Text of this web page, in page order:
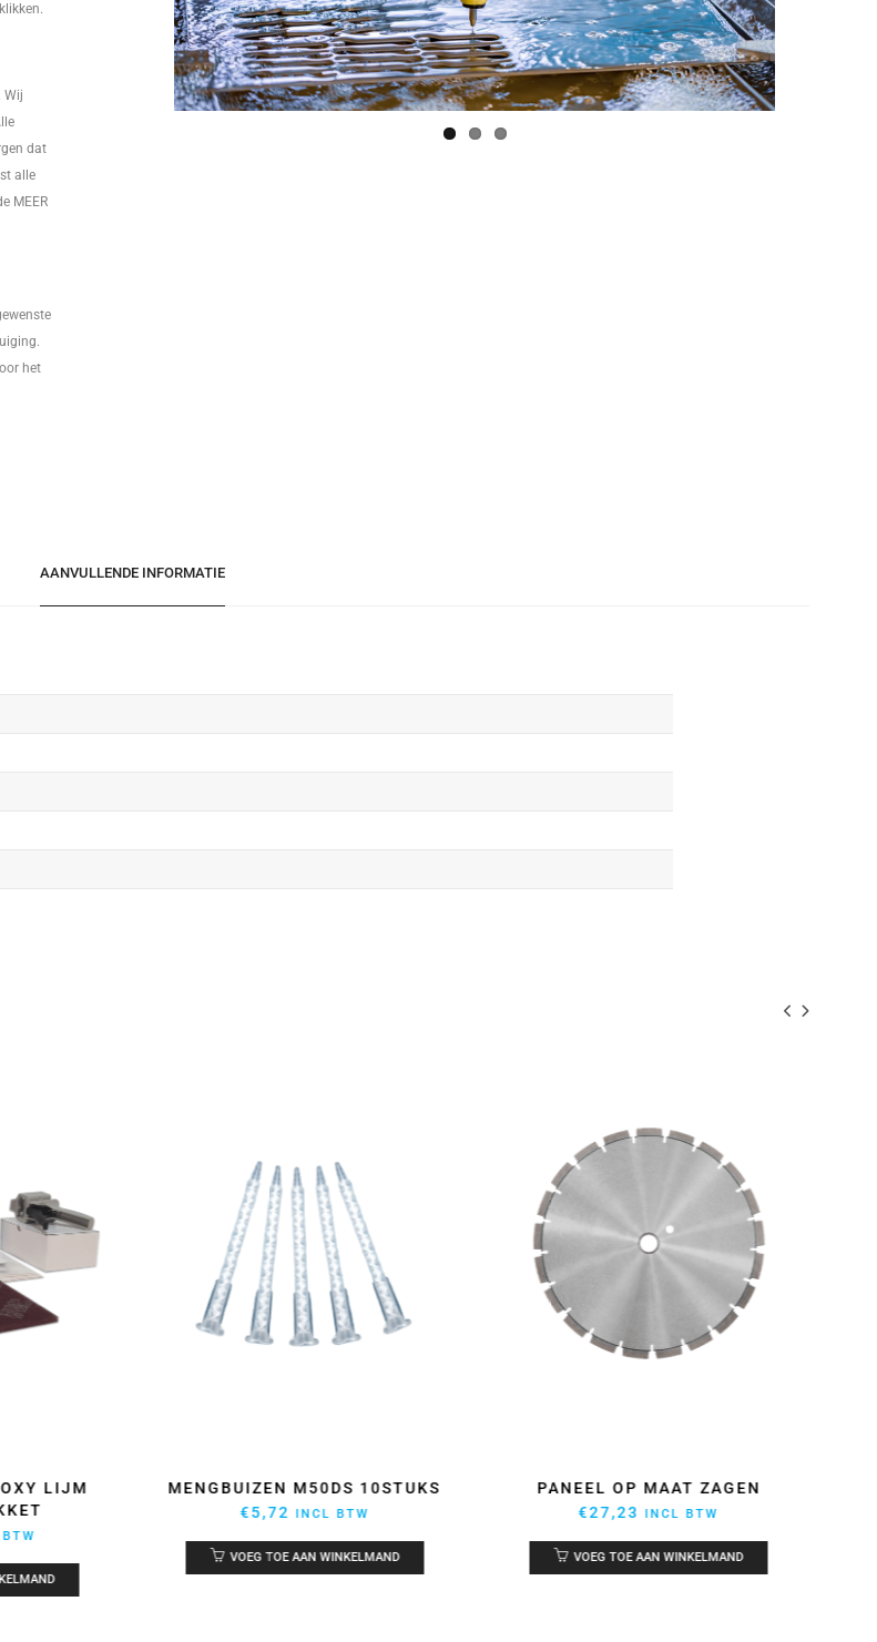
Wij
dat
alle
MEER
het
AANVULLENDE INFORMATIE
LIJM
MENGBUIZEN M50DS 10STUKS
€5,72 INCL BTW
VOEG TOE AAN WINKELMAND
PANEEL OP MAAT ZAGEN
€27,23 INCL BTW
VOEG TOE AAN WINKELMAND